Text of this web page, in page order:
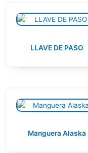
LLAVE DE PASO
Manguera Alaska